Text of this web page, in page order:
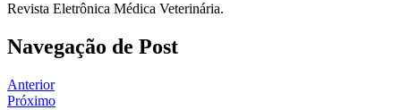
Revista Eletrônica Médica Veterinária.
Navegação de Post
Anterior
Próximo